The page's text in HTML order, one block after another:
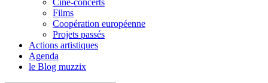
Ciné-concerts
Films
Coopération européenne
Projets passés
Actions artistiques
Agenda
le Blog muzzix